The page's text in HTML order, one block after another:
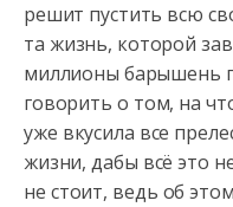
решит пустить всю
та жизнь, которой
миллионы барышень
говорить о том, на
уже вкусила все
жизни, дабы всё это
не стоит, ведь об